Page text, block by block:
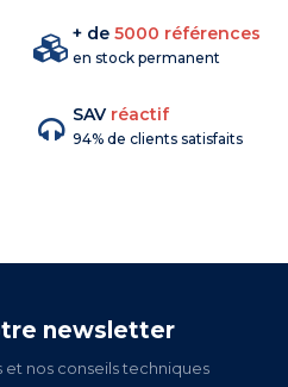
+ de 5000 références
en stock permanent
SAV réactif
94% de clients satisfaits
newsletter
et nos conseils techniques